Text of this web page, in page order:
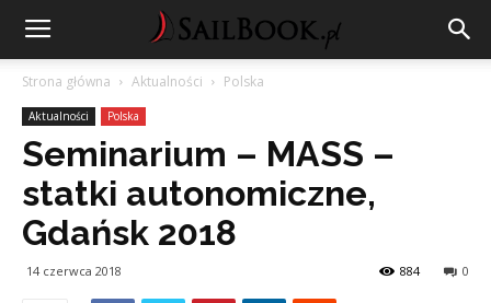
Strona główna Aktualności Polska
Aktualności Polska
Seminarium – MASS –
statki autonomiczne,
Gdańsk 2018
14 czerwca 2018 0
884